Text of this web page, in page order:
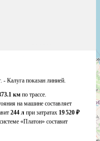
- Калуга показан линией.
км по трассе.
на машине составляет
244 л при затратах 19 520 ₽
«Платон» составит